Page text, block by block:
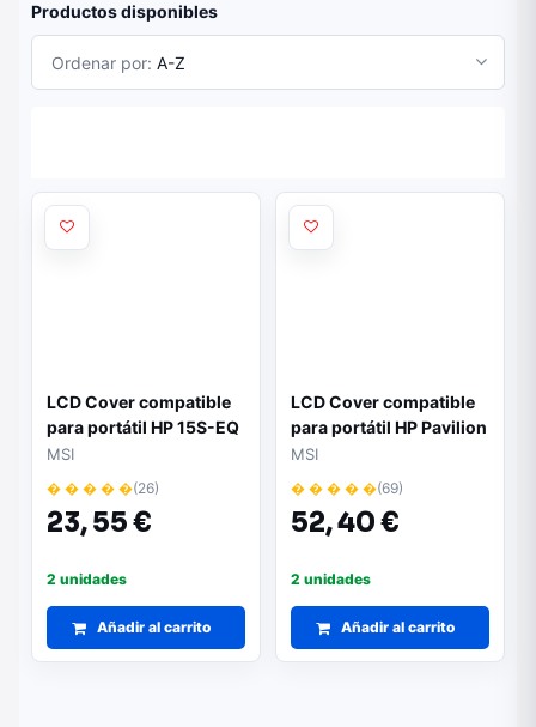
Productos disponibles
Ordenar por: A-Z
LCD Cover compatible
para portátil HP 15S-EQ
BLANCO
MSI
� � � � �(26)
23,55 €
2 unidades
Añadir al carrito
LCD Cover compatible
para portátil HP Pavilion
X360 14-BA Version HD
924270-001 Dorado
MSI
� � � � �(69)
52,40 €
2 unidades
Añadir al carrito